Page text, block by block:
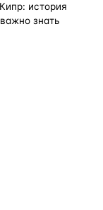
история
знать